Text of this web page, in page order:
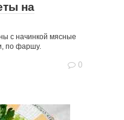
на
с начинкой мясные
по фаршу.
0